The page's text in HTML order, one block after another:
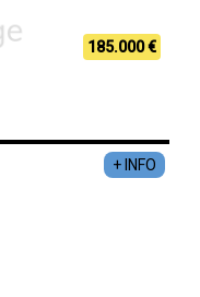
185.000 €
+ INFO